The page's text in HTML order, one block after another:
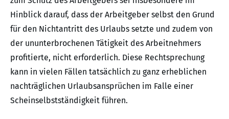
Hinblick darauf, dass der Arbeitgeber selbst den Grund
für den Nichtantritt des Urlaubs setzte und zudem von
der ununterbrochenen Tätigkeit des Arbeitnehmers
profitierte, nicht erforderlich. Diese Rechtsprechung
kann in vielen Fällen tatsächlich zu ganz erheblichen
nachträglichen Urlaubsansprüchen im Falle einer
Scheinselbstständigkeit führen.